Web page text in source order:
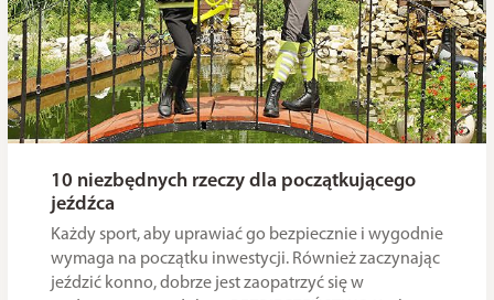
10 niezbędnych rzeczy dla początkującego
jeźdźca
Każdy sport, aby uprawiać go bezpiecznie i wygodnie
wymaga na początku inwestycji. Również zaczynając
jeździć konno, dobrze jest zaopatrzyć się w